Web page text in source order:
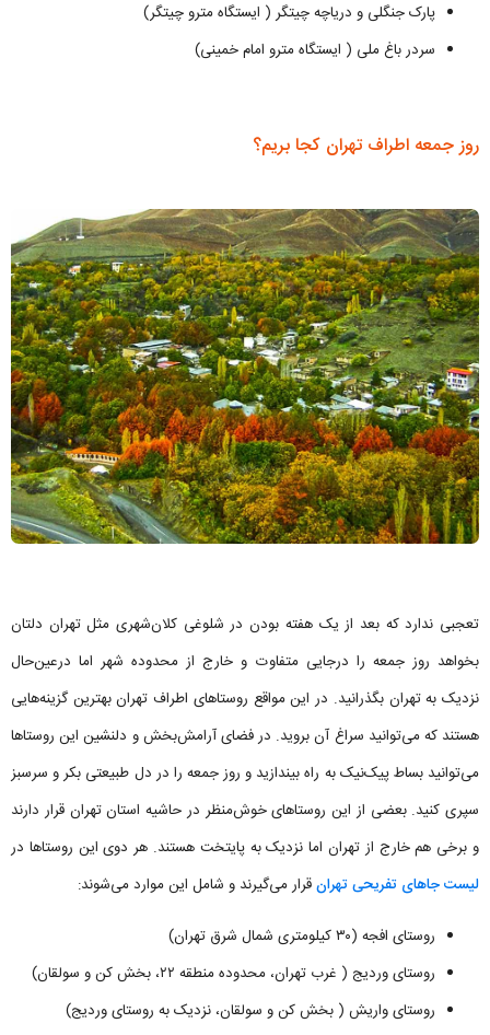
پارک جنگلی و دریاچه چیتگر ( ایستگاه مترو چیتگر)
سردر باغ ملی ( ایستگاه مترو امام خمینی)
روز جمعه اطراف تهران کجا بریم؟
تعجبی ندارد که بعد از یک هفته بودن در شلوغی کلان‌شهری مثل تهران دلتان
بخواهد روز جمعه را درجایی متفاوت و خارج از محدوده شهر اما درعین‌حال
نزدیک به تهران بگذرانید. در این مواقع روستاهای اطراف تهران بهترین گزینه‌هایی
هستند که می‌توانید سراغ آن بروید. در فضای آرامش‌بخش و دلنشین این روستاها
می‌توانید بساط پیک‌نیک به راه بیندازید و روز جمعه را در دل طبیعتی بکر و سرسبز
سپری کنید. بعضی از این روستاهای خوش‌منظر در حاشیه استان تهران قرار دارند
و برخی هم خارج از تهران اما نزدیک به پایتخت هستند. هر دوی این روستاها در
لیست جاهای تفریحی تهرانقرار می‌گیرند و شامل این موارد می‌شوند:
روستای افجه (۳۰ کیلومتری شمال شرق تهران)
روستای وردیج ( غرب تهران، محدوده منطقه ۲۲، بخش کن و سولقان)
روستای واریش ( بخش کن و سولقان، نزدیک به روستای وردیج)